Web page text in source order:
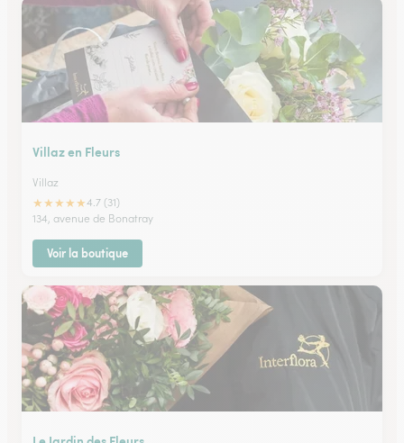
Villaz en Fleurs
Villaz
★★★★★4.7 (31)
134, avenue de Bonatray
Voir la boutique